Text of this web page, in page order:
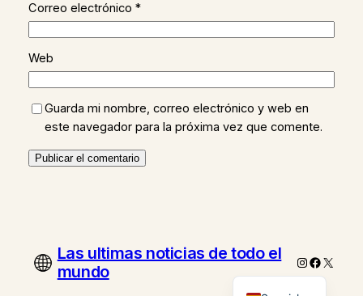
Correo electrónico *
Web
Guarda mi nombre, correo electrónico y web en
este navegador para la próxima vez que comente.
Las ultimas noticias de todo el
mundo
Instagram
X